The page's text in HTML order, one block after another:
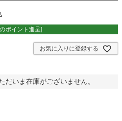
ポイント進呈]
お気に入りに登録する
だいま在庫がございません。